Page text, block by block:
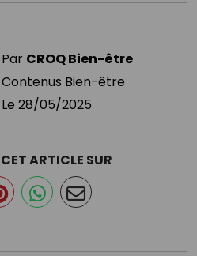
Par CROQ Bien-être
Contenus Bien-être
Le 28/05/2025
ARTICLE SUR